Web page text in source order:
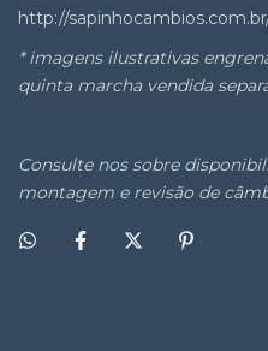
http://
* imagens ilustrativas
quinta marcha vendida
Consulte nos sobre
montagem e revisão de